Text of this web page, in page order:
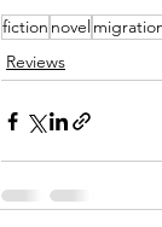
fiction novel
Reviews